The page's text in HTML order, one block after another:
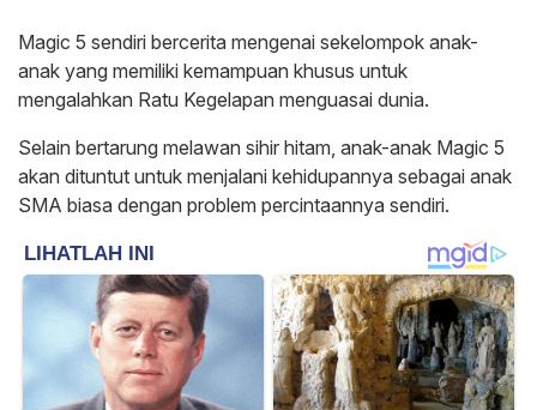
Magic 5 sendiri bercerita mengenai sekelompok anak-
anak yang memiliki kemampuan khusus untuk
mengalahkan Ratu Kegelapan menguasai dunia.
Selain bertarung melawan sihir hitam, anak-anak Magic 5
akan dituntut untuk menjalani kehidupannya sebagai anak
SMA biasa dengan problem percintaannya sendiri.